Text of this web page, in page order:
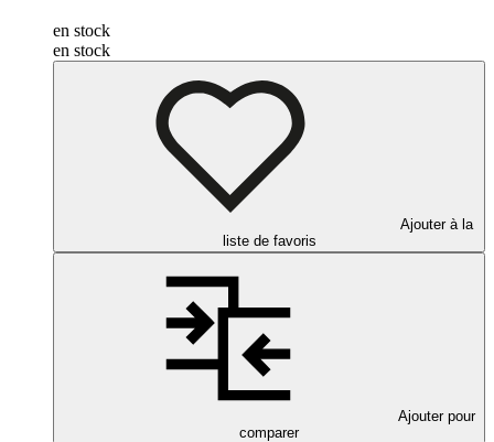
en stock
en stock
Ajouter à la
liste de favoris
Ajouter pour
comparer